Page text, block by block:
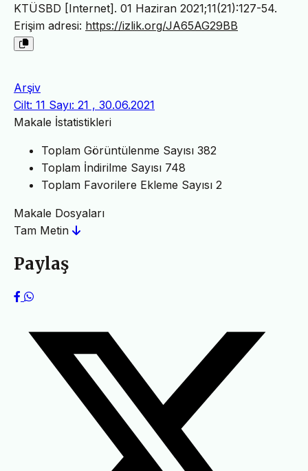
KTÜSBD [Internet]. 01 Haziran 2021;11(21):127-54.
Erişim adresi: https://izlik.org/JA65AG29BB
Arşiv
Cilt: 11 Sayı: 21 , 30.06.2021
Makale İstatistikleri
Toplam Görüntülenme Sayısı 382
Toplam İndirilme Sayısı 748
Toplam Favorilere Ekleme Sayısı 2
Makale Dosyaları
Tam Metin
Paylaş